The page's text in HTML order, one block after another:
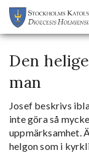
Den
man
Josef beskrivs
inte göra så
uppmärksamhet.
helgon som i